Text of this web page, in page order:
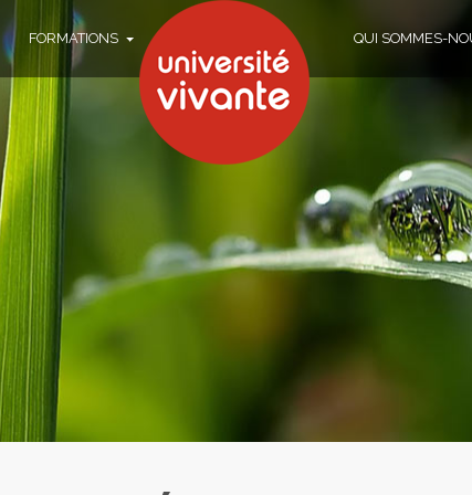
FORMATIONS QUI SOMMES-